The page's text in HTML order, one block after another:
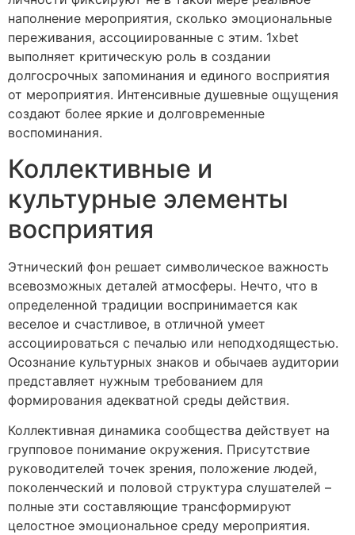
наполнение мероприятия, сколько эмоциональные
переживания, ассоциированные с этим. 1xbet
выполняет критическую роль в создании
долгосрочных запоминания и единого восприятия
от мероприятия. Интенсивные душевные ощущения
создают более яркие и долговременные
воспоминания.
Коллективные и
культурные элементы
восприятия
Этнический фон решает символическое важность
всевозможных деталей атмосферы. Нечто, что в
определенной традиции воспринимается как
веселое и счастливое, в отличной умеет
ассоциироваться с печалью или неподходящестью.
Осознание культурных знаков и обычаев аудитории
представляет нужным требованием для
формирования адекватной среды действия.
Коллективная динамика сообщества действует на
групповое понимание окружения. Присутствие
руководителей точек зрения, положение людей,
поколенческий и половой структура слушателей –
полные эти составляющие трансформируют
целостное эмоциональное среду мероприятия.